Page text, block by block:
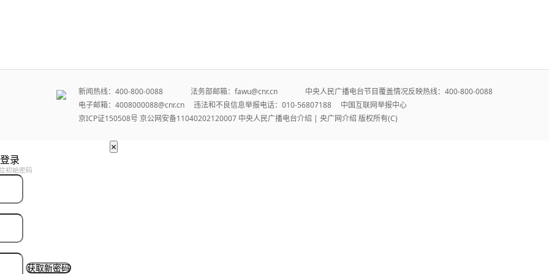
新闻热线：400-800-0088 法务部邮箱：fawu@cnr.cn 中央人民广播电台节目覆盖情况反映热线：400-800-0088
电子邮箱：4008000088@cnr.cn 违法和不良信息举报电话：010-56807188 中国互联网举报中心
京ICP证150508号 京公网安备11040202120007 中央人民广播电台介绍 | 央广网介绍 版权所有(C)
×
录
初始密码
获取新密码